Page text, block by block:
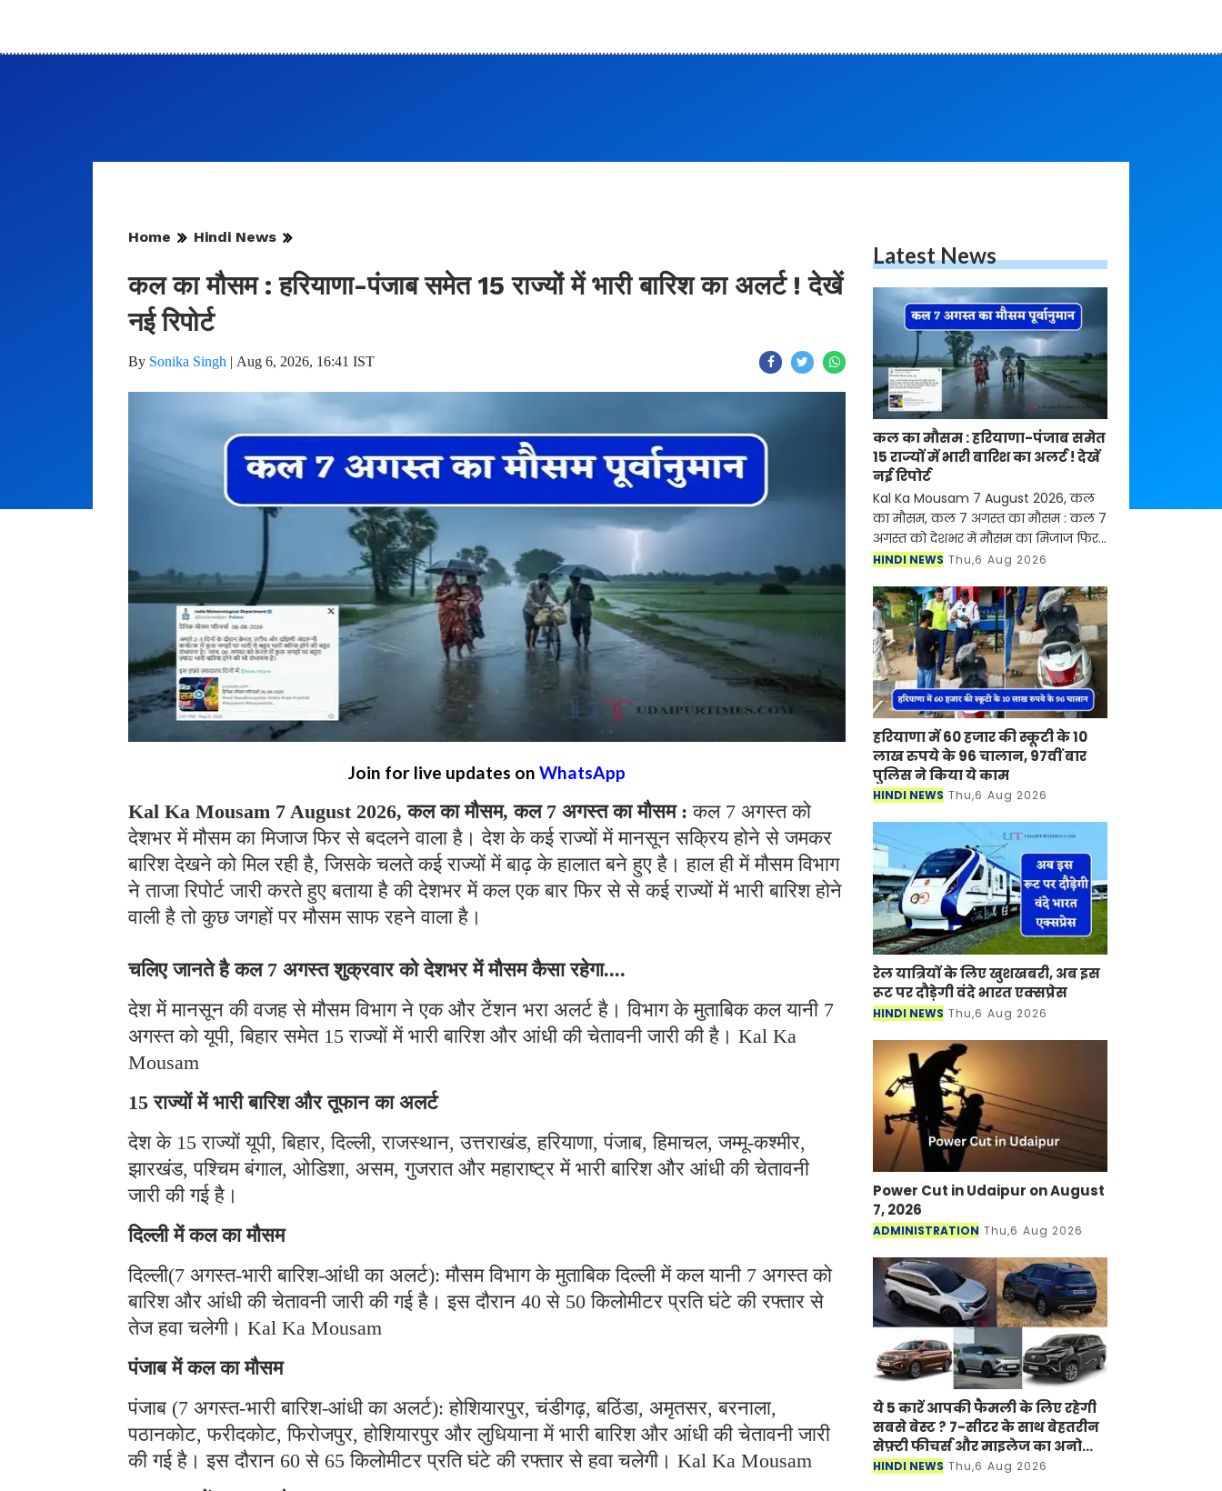
Home Hindi News
कल का मौसम : हरियाणा-पंजाब समेत 15 राज्यों में भारी बारिश का अलर्ट ! देखें
नई रिपोर्ट
By Sonika Singh | Aug 6, 2026, 16:41 IST
Join for live updates on WhatsApp
Kal Ka Mousam 7 August 2026, कल का मौसम, कल 7 अगस्त का मौसम :कल 7 अगस्त को
देशभर में मौसम का मिजाज फिर से बदलने वाला है। देश के कई राज्यों में मानसून सक्रिय होने से जमकर
बारिश देखने को मिल रही है, जिसके चलते कई राज्यों में बाढ़ के हालात बने हुए है। हाल ही में मौसम विभाग
ने ताजा रिपोर्ट जारी करते हुए बताया है की देशभर में कल एक बार फिर से से कई राज्यों में भारी बारिश होने
वाली है तो कुछ जगहों पर मौसम साफ रहने वाला है।
चलिए जानते है कल 7 अगस्त शुक्रवार को देशभर में मौसम कैसा रहेगा....
देश में मानसून की वजह से मौसम विभाग ने एक और टेंशन भरा अलर्ट है। विभाग के मुताबिक कल यानी 7
अगस्त को यूपी, बिहार समेत 15 राज्यों में भारी बारिश और आंधी की चेतावनी जारी की है। Kal Ka
Mousam
15 राज्यों में भारी बारिश और तूफान का अलर्ट
देश के 15 राज्यों यूपी, बिहार, दिल्ली, राजस्थान, उत्तराखंड, हरियाणा, पंजाब, हिमाचल, जम्मू-कश्मीर,
झारखंड, पश्चिम बंगाल, ओडिशा, असम, गुजरात और महाराष्ट्र में भारी बारिश और आंधी की चेतावनी
जारी की गई है।
दिल्ली में कल का मौसम
दिल्ली(7 अगस्त-भारी बारिश-आंधी का अलर्ट): मौसम विभाग के मुताबिक दिल्ली में कल यानी 7 अगस्त को
बारिश और आंधी की चेतावनी जारी की गई है। इस दौरान 40 से 50 किलोमीटर प्रति घंटे की रफ्तार से
तेज हवा चलेगी। Kal Ka Mousam
पंजाब में कल का मौसम
पंजाब (7 अगस्त-भारी बारिश-आंधी का अलर्ट): होशियारपुर, चंडीगढ़, बठिंडा, अमृतसर, बरनाला,
पठानकोट, फरीदकोट, फिरोजपुर, होशियारपुर और लुधियाना में भारी बारिश और आंधी की चेतावनी जारी
की गई है। इस दौरान 60 से 65 किलोमीटर प्रति घंटे की रफ्तार से हवा चलेगी। Kal Ka Mousam
Latest News
कल का मौसम : हरियाणा-पंजाब समेत
15 राज्यों में भारी बारिश का अलर्ट ! देखें
नई रिपोर्ट
Kal Ka Mousam 7 August 2026, कल
का मौसम, कल 7 अगस्त का मौसम : कल 7
अगस्त को देशभर में मौसम का मिजाज फिर
से बदलने वाला है। देश के कई राज्यों में
को मिल रही है, ज
HINDI NEWS Thu,6 Aug 2026
हरियाणा में 60 हजार की स्कूटी के 10
लाख रुपये के 96 चालान, 97वीं बार
पुलिस ने किया ये काम
HINDI NEWS Thu,6 Aug 2026
रेल यात्रियों के लिए खुशखबरी, अब इस
रूट पर दौड़ेगी वंदे भारत एक्‍सप्रेस
HINDI NEWS Thu,6 Aug 2026
Power Cut in Udaipur on August
7, 2026
ADMINISTRATION Thu,6 Aug 2026
ये 5 कारें आपकी फैमली के लिए रहेगी
सबसे बेस्ट ? 7-सीटर के साथ बेहतरीन
सेफ़्टी फीचर्स और माइलेज का अनोखा
अंदाज
HINDI NEWS Thu,6 Aug 2026